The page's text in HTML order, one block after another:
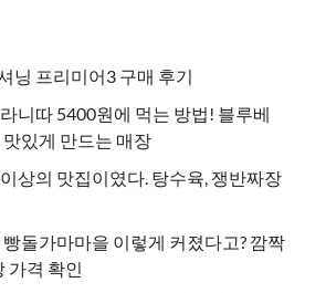
닝 프리미어3 구매 후기
니따 5400원에 먹는 방법! 블루베
있게 만드는 매장
상의 맛집이였다. 탕수육, 쟁반짜장
돌가마마을 이렇게 커졌다고? 깜짝
가격 확인